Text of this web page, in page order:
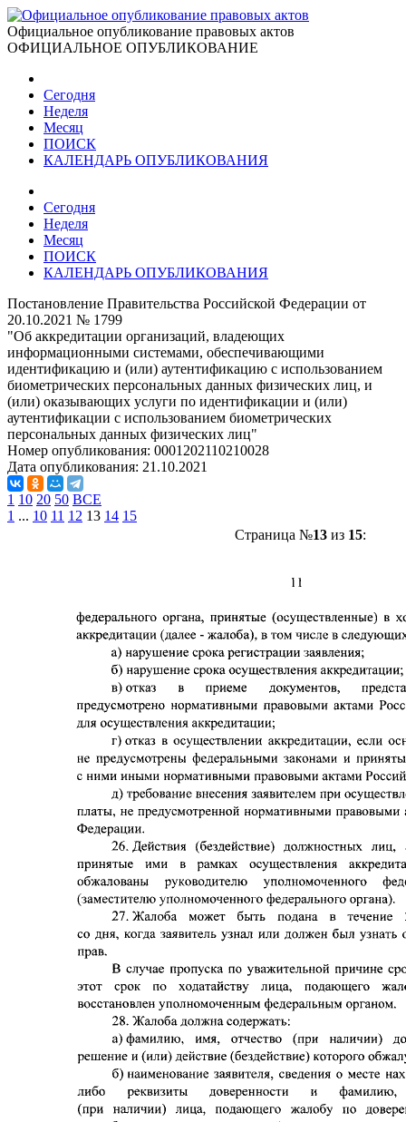
Официальное опубликование правовых актов
ОФИЦИАЛЬНОЕ ОПУБЛИКОВАНИЕ
Сегодня
Неделя
Месяц
ПОИСК
КАЛЕНДАРЬ ОПУБЛИКОВАНИЯ
Сегодня
Неделя
Месяц
ПОИСК
КАЛЕНДАРЬ ОПУБЛИКОВАНИЯ
Постановление Правительства Российской Федерации от
20.10.2021 № 1799
"Об аккредитации организаций, владеющих
информационными системами, обеспечивающими
идентификацию и (или) аутентификацию с использованием
биометрических персональных данных физических лиц, и
(или) оказывающих услуги по идентификации и (или)
аутентификации с использованием биометрических
персональных данных физических лиц"
Номер опубликования: 0001202110210028
Дата опубликования: 21.10.2021
1 10 20 50 ВСЕ
1 ... 10 11 12 13 14 15
Страница №13из 15: